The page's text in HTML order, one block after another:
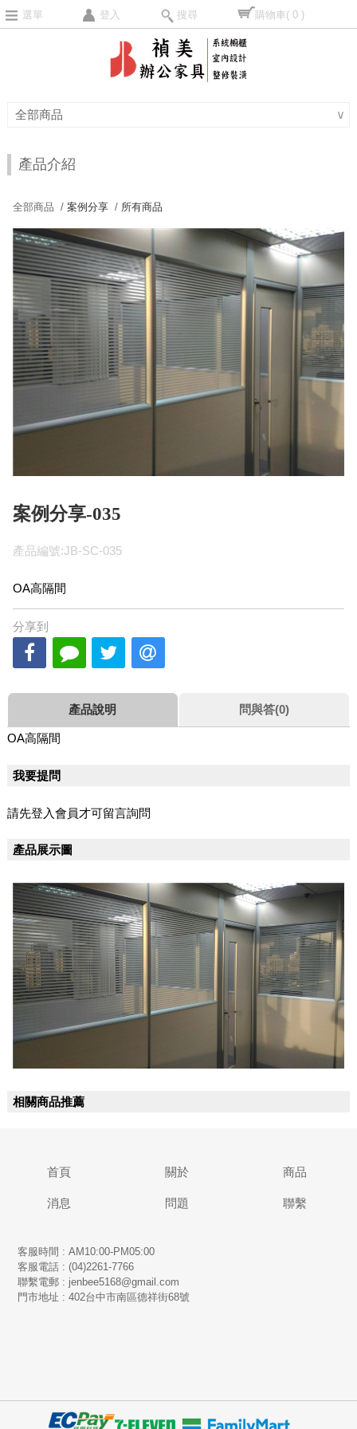
選單 登入 搜尋 購物車( 0 )
全部商品 ∨
產品介紹
全部商品 /案例分享 / 所有商品
案例分享-035
產品編號:JB-SC-035
OA高隔間
分享到
產品說明 問與答(0)
OA高隔間
我要提問
請先登入會員才可留言詢問
產品展示圖
相關商品推薦
首頁 關於 商品
消息 問題 聯繫
客服時間 : AM10:00-PM05:00
客服電話 : (04)2261-7766
​聯繫電郵 : jenbee5168@gmail.com
門市地址 : 402台中市南區德祥街68號